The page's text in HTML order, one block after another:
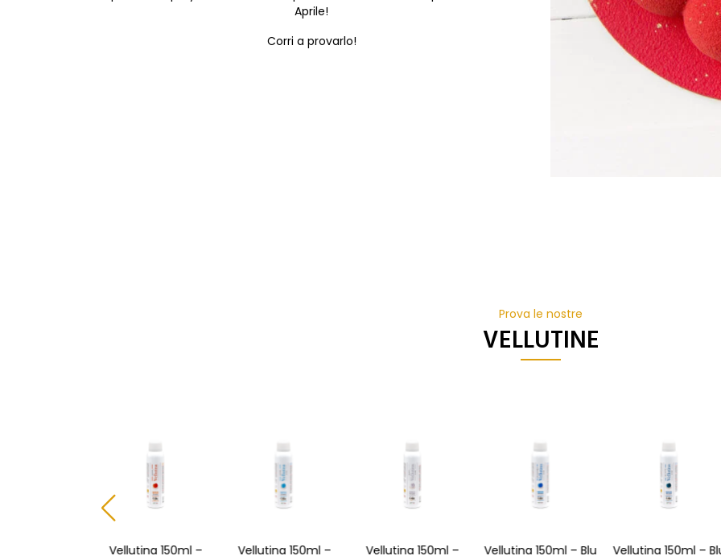
Aprile!
Corri a provarlo!
Prova le nostre
VELLUTINE
Vellutina 150ml –
Vellutina 150ml –
Vellutina 150ml –
Vellutina 150ml – Blu
Vellutina 150ml – Blu
Vellutina